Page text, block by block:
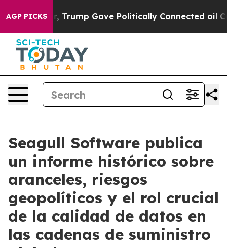
AGP PICKSTrump Gave Politically Connected oil
Seagull Software publica
un informe histórico sobre
aranceles, riesgos
geopolíticos y el rol crucial
de la calidad de datos en
las cadenas de suministro